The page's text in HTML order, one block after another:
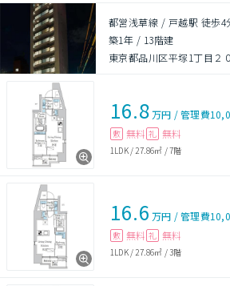
都営浅草線 / 戸越駅 徒歩4
築1年 / 13階建
東京都品川区平塚1丁目２
16.8万円 /管理費
敷 無料 礼 無料
1LDK/ 27.86㎡ /7階
16.6 万円 /管理費
敷 無料 礼 無料
1LDK/ 27.86㎡ /3階